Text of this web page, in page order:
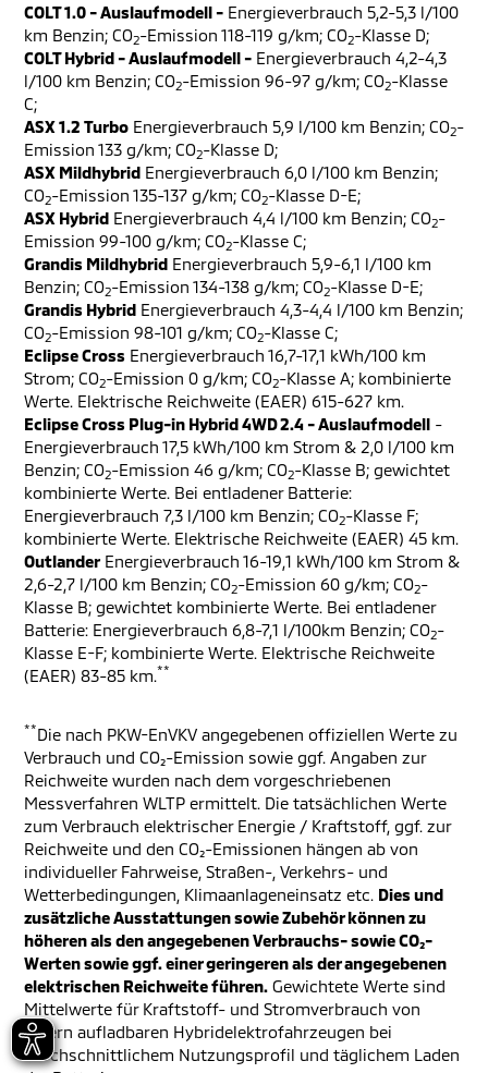
COLT 1.0 - Auslaufmodell - Energieverbrauch 5,2-5,3 l/100
km Benzin; CO2-Emission 118-119 g/km; CO2-Klasse D;
COLT Hybrid - Auslaufmodell - Energieverbrauch 4,2-4,3
l/100 km Benzin; CO2-Emission 96-97 g/km; CO2-Klasse
C;
ASX 1.2 Turbo Energieverbrauch 5,9 l/100 km Benzin; CO2-
Emission 133 g/km; CO2-Klasse D;
ASX Mildhybrid Energieverbrauch 6,0 l/100 km Benzin;
CO2-Emission 135-137 g/km; CO2-Klasse D-E;
ASX Hybrid Energieverbrauch 4,4 l/100 km Benzin; CO2-
Emission 99-100 g/km; CO2-Klasse C;
Grandis Mildhybrid Energieverbrauch 5,9-6,1 l/100 km
Benzin; CO2-Emission 134-138 g/km; CO2-Klasse D-E;
Grandis Hybrid Energieverbrauch 4,3-4,4 l/100 km Benzin;
CO2-Emission 98-101 g/km; CO2-Klasse C;
Eclipse Cross Energieverbrauch 16,7-17,1 kWh/100 km
Strom; CO2-Emission 0 g/km; CO2-Klasse A; kombinierte
Werte. Elektrische Reichweite (EAER) 615-627 km.
Eclipse Cross Plug-in Hybrid 4WD 2.4 - Auslaufmodell -
Energieverbrauch 17,5 kWh/100 km Strom & 2,0 l/100 km
Benzin; CO2-Emission 46 g/km; CO2-Klasse B; gewichtet
kombinierte Werte. Bei entladener Batterie:
Energieverbrauch 7,3 l/100 km Benzin; CO2-Klasse F;
kombinierte Werte. Elektrische Reichweite (EAER) 45 km.
Outlander Energieverbrauch 16-19,1 kWh/100 km Strom &
2,6-2,7 l/100 km Benzin; CO2-Emission 60 g/km; CO2-
Klasse B; gewichtet kombinierte Werte. Bei entladener
Batterie: Energieverbrauch 6,8-7,1 l/100km Benzin; CO2-
Klasse E-F; kombinierte Werte. Elektrische Reichweite
(EAER) 83-85 km.**
**Die nach PKW-EnVKV angegebenen offiziellen Werte zu
Verbrauch und CO₂-Emission sowie ggf. Angaben zur
Reichweite wurden nach dem vorgeschriebenen
Messverfahren WLTP ermittelt. Die tatsächlichen Werte
zum Verbrauch elektrischer Energie / Kraftstoff, ggf. zur
Reichweite und den CO₂-Emissionen hängen ab von
individueller Fahrweise, Straßen-, Verkehrs- und
Wetterbedingungen, Klimaanlageneinsatz etc. Dies und
zusätzliche Ausstattungen sowie Zubehör können zu
höheren als den angegebenen Verbrauchs- sowie CO₂-
Werten sowie ggf. einer geringeren als der angegebenen
elektrischen Reichweite führen. Gewichtete Werte sind
Mittelwerte für Kraftstoff- und Stromverbrauch von
extern aufladbaren Hybridelektrofahrzeugen bei
durchschnittlichem Nutzungsprofil und täglichem Laden